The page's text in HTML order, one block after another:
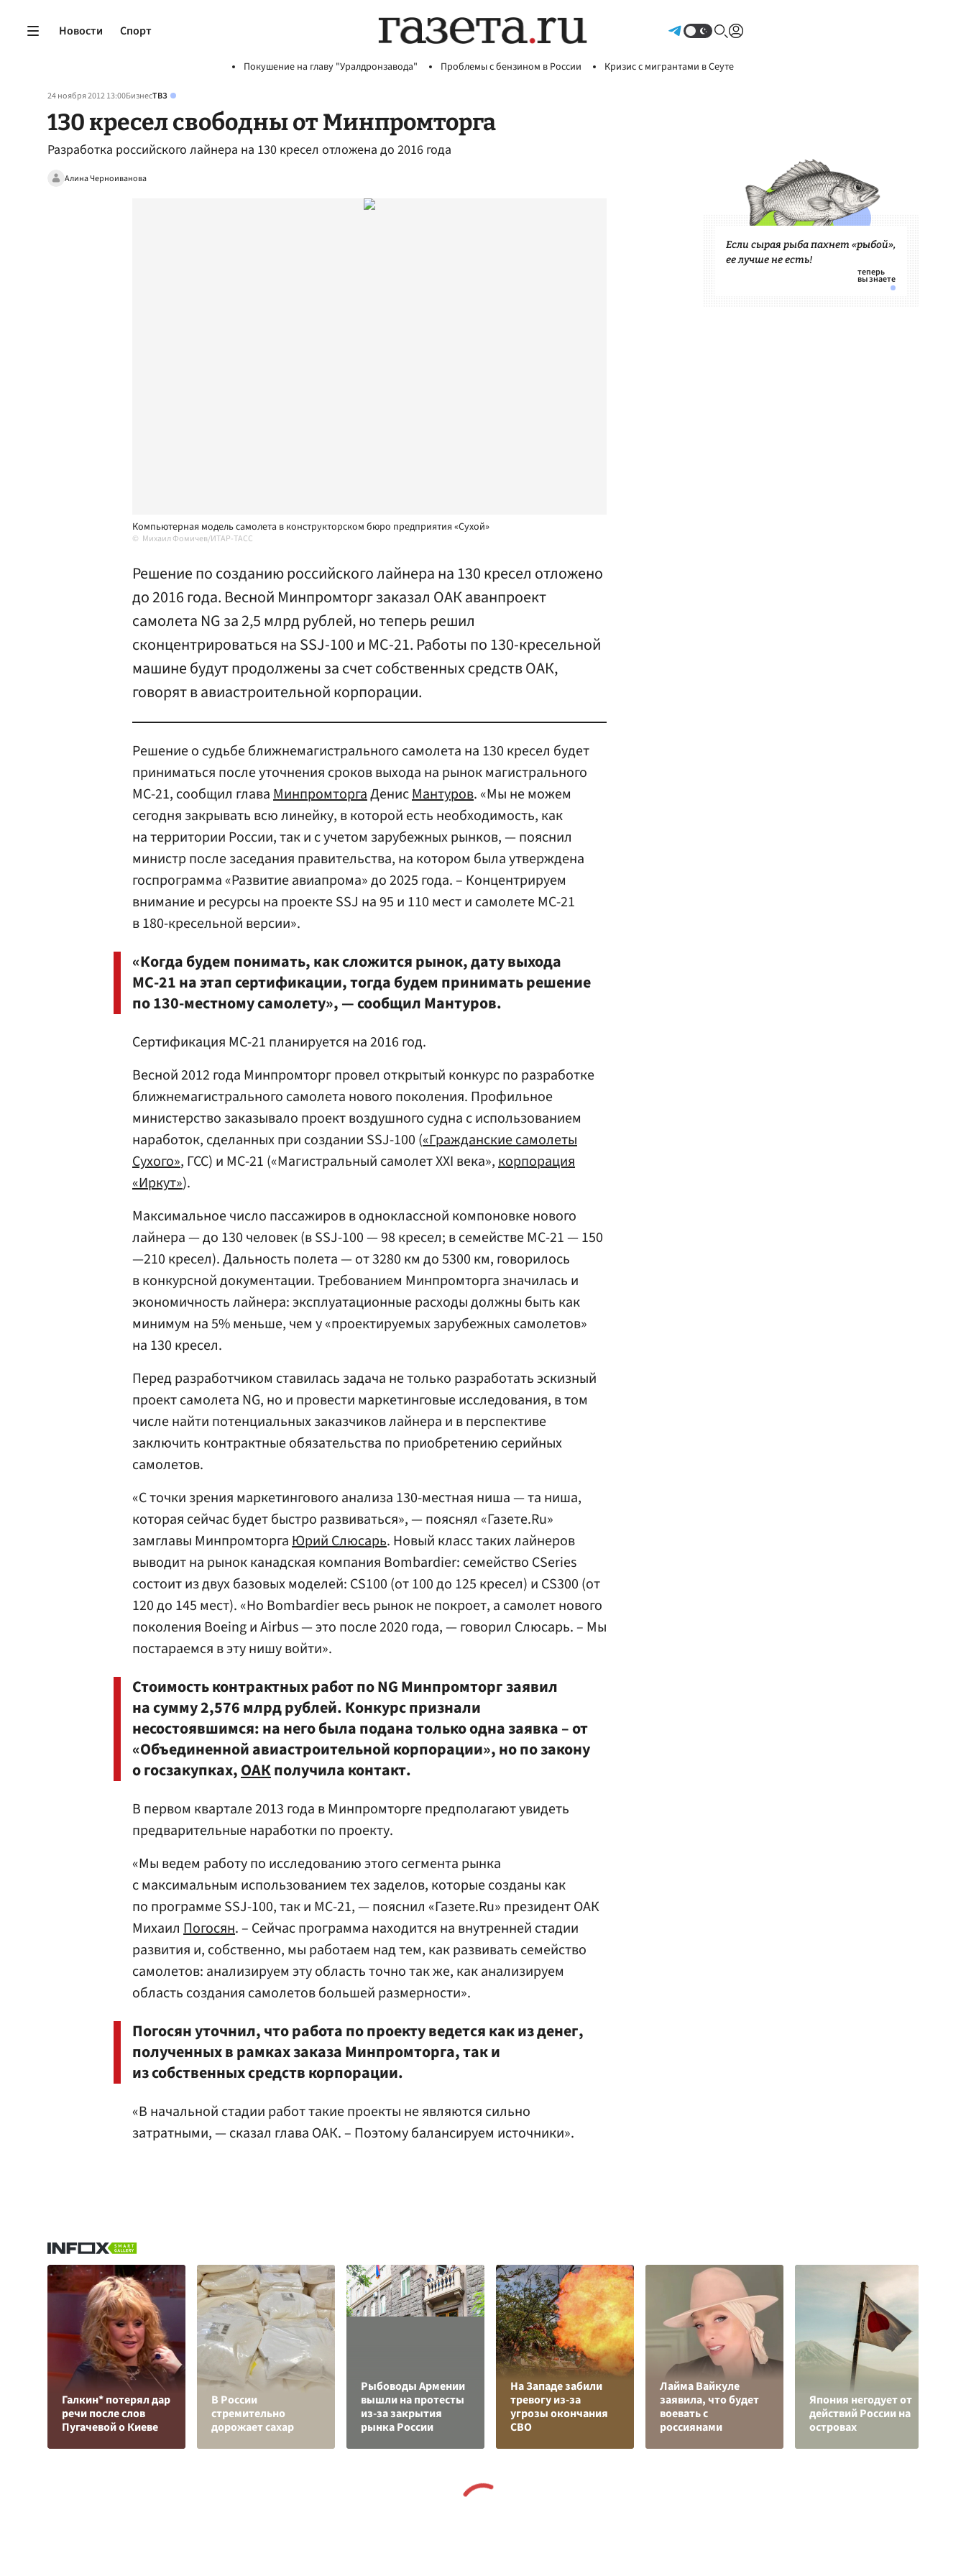
Новости Спорт
Покушение на главу "Уралдронзавода" Проблемы с бензином в России Кризис с мигрантами в Сеуте
24 ноября 2012 13:00БизнесТВЗ
130 кресел свободны от Минпромторга
Разработка российского лайнера на 130 кресел отложена до 2016 года
Алина Черноиванова
Компьютерная модель самолета в конструкторском бюро предприятия «Сухой»
Михаил Фомичев/ИТАР-ТАСС
Решение по созданию российского лайнера на 130 кресел отложено
до 2016 года. Весной Минпромторг заказал ОАК аванпроект
самолета NG за 2,5 млрд рублей, но теперь решил
сконцентрироваться на SSJ-100 и МС-21. Работы по 130-кресельной
машине будут продолжены за счет собственных средств ОАК,
говорят в авиастроительной корпорации.
Решение о судьбе ближнемагистрального самолета на 130 кресел будет
приниматься после уточнения сроков выхода на рынок магистрального
МС-21, сообщил главаМинпромторгаДенисМантуров. «Мы не можем
сегодня закрывать всю линейку, в которой есть необходимость, как
на территории России, так и с учетом зарубежных рынков, — пояснил
министр после заседания правительства, на котором была утверждена
госпрограмма «Развитие авиапрома» до 2025 года. – Концентрируем
внимание и ресурсы на проекте SSJ на 95 и 110 мест и самолете МС-21
в 180-кресельной версии».
«Когда будем понимать, как сложится рынок, дату выхода
МС-21 на этап сертификации, тогда будем принимать решение
по 130-местному самолету», — сообщил Мантуров.
Сертификация МС-21 планируется на 2016 год.
Весной 2012 года Минпромторг провел открытый конкурс по разработке
ближнемагистрального самолета нового поколения. Профильное
министерство заказывало проект воздушного судна с использованием
наработок, сделанных при создании SSJ-100 («Гражданские самолеты
Сухого», ГСС) и МС-21 («Магистральный самолет XXI века»,корпорация
«Иркут»).
Максимальное число пассажиров в одноклассной компоновке нового
лайнера — до 130 человек (в SSJ-100 — 98 кресел; в семействе МС-21 — 150
—210 кресел). Дальность полета — от 3280 км до 5300 км, говорилось
в конкурсной документации. Требованием Минпромторга значилась и
экономичность лайнера: эксплуатационные расходы должны быть как
минимум на 5% меньше, чем у «проектируемых зарубежных самолетов»
на 130 кресел.
Перед разработчиком ставилась задача не только разработать эскизный
проект самолета NG, но и провести маркетинговые исследования, в том
числе найти потенциальных заказчиков лайнера и в перспективе
заключить контрактные обязательства по приобретению серийных
самолетов.
«С точки зрения маркетингового анализа 130-местная ниша — та ниша,
которая сейчас будет быстро развиваться», — пояснял «Газете.Ru»
замглавы МинпромторгаЮрий Слюсарь. Новый класс таких лайнеров
выводит на рынок канадская компания Bombardier: семейство CSeries
состоит из двух базовых моделей: CS100 (от 100 до 125 кресел) и CS300 (от
120 до 145 мест). «Но Bombardier весь рынок не покроет, а самолет нового
поколения Boeing и Airbus — это после 2020 года, — говорил Слюсарь. – Мы
постараемся в эту нишу войти».
Стоимость контрактных работ по NG Минпромторг заявил
на сумму 2,576 млрд рублей. Конкурс признали
несостоявшимся: на него была подана только одна заявка – от
«Объединенной авиастроительной корпорации», но по закону
о госзакупках,ОАКполучила контакт.
В первом квартале 2013 года в Минпромторге предполагают увидеть
предварительные наработки по проекту.
«Мы ведем работу по исследованию этого сегмента рынка
с максимальным использованием тех заделов, которые созданы как
по программе SSJ-100, так и МС-21, — пояснил «Газете.Ru» президент ОАК
Михаил Погосян. – Сейчас программа находится на внутренней стадии
развития и, собственно, мы работаем над тем, как развивать семейство
самолетов: анализируем эту область точно так же, как анализируем
область создания самолетов большей размерности».
Погосян уточнил, что работа по проекту ведется как из денег,
полученных в рамках заказа Минпромторга, так и
из собственных средств корпорации.
«В начальной стадии работ такие проекты не являются сильно
затратными, — сказал глава ОАК. – Поэтому балансируем источники».
Если сырая рыба пахнет «рыбой»,
ее лучше не есть!
Галкин* потерял дар
речи после слов
Пугачевой о Киеве
В России
стремительно
дорожает сахар
Рыбоводы Армении
вышли на протесты
из-за закрытия
рынка России
На Западе забили
тревогу из-за
угрозы окончания
СВО
Лайма Вайкуле
заявила, что будет
воевать с
россиянами
Япония негодует от
действий России на
островах